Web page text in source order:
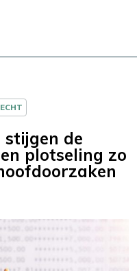
de
plotseling zo